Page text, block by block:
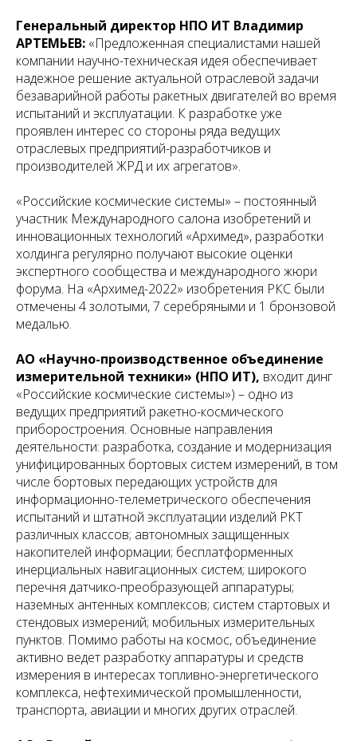
Генеральный директор НПО ИТ Владимир
АРТЕМЬЕВ: «Предложенная специалистами нашей
компании научно-техническая идея обеспечивает
надежное решение актуальной отраслевой задачи
безаварийной работы ракетных двигателей во время
испытаний и эксплуатации. К разработке уже
проявлен интерес со стороны ряда ведущих
отраслевых предприятий-разработчиков и
производителей ЖРД и их агрегатов».
«Российские космические системы» – постоянный
участник Международного салона изобретений и
инновационных технологий «Архимед», разработки
холдинга регулярно получают высокие оценки
экспертного сообщества и международного жюри
форума. На «Архимед-2022» изобретения РКС были
отмечены 4 золотыми, 7 серебряными и 1 бронзовой
медалью.
АО «Научно-производственное объединение
измерительной техники» (НПО ИТ), входит динг
«Российские космические системы») – одно из
ведущих предприятий ракетно-космического
приборостроения. Основные направления
деятельности: разработка, создание и модернизация
унифицированных бортовых систем измерений, в том
числе бортовых передающих устройств для
информационно-телеметрического обеспечения
испытаний и штатной эксплуатации изделий РКТ
различных классов; автономных защищенных
накопителей информации; бесплатформенных
инерциальных навигационных систем; широкого
перечня датчико-преобразующей аппаратуры;
наземных антенных комплексов; систем стартовых и
стендовых измерений; мобильных измерительных
пунктов. Помимо работы на космос, объединение
активно ведет разработку аппаратуры и средств
измерения в интересах топливно-энергетического
комплекса, нефтехимической промышленности,
транспорта, авиации и многих других отраслей.